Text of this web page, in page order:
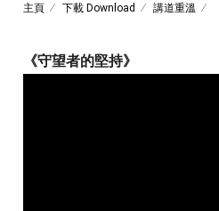
主頁 下載 Download 講道重溫
《守望者的堅持》